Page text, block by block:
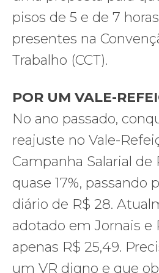
pisos de 5 e de 7
presentes na
Trabalho (CCT).
POR UM VALE-
No ano passado,
reajuste no Vale-
Campanha Salarial de
quase 17%, passando
diário de R$ 28.
adotado em Jornais e
apenas R$ 25,49.
um VR digno e que